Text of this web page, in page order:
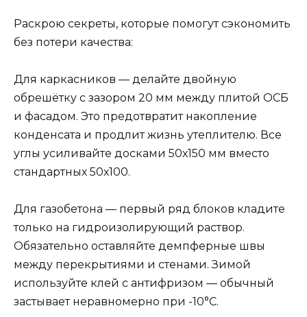
Раскрою секреты, которые помогут сэкономить
без потери качества:
Для каркасников — делайте двойную
обрешётку с зазором 20 мм между плитой ОСБ
и фасадом. Это предотвратит накопление
конденсата и продлит жизнь утеплителю. Все
углы усиливайте досками 50х150 мм вместо
стандартных 50х100.
Для газобетона — первый ряд блоков кладите
только на гидроизолирующий раствор.
Обязательно оставляйте демпферные швы
между перекрытиями и стенами. Зимой
используйте клей с антифризом — обычный
застывает неравномерно при -10°С.